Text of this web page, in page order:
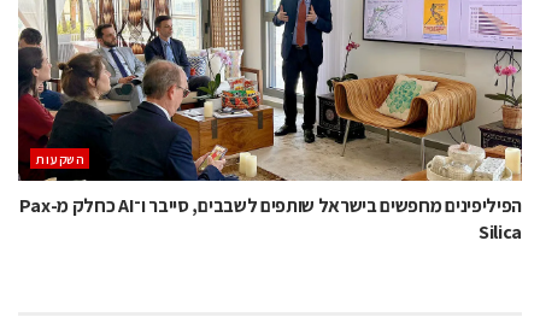
השקעות
הפיליפינים מחפשים בישראל שותפים לשבבים, סייבר ו־AI כחלק מ-Pax
Silica